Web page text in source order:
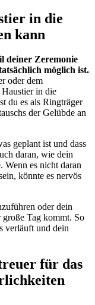
in die
kann
deiner Zeremonie
möglich ist.
oder dem
in die
du es als Ringträger
der Gelübde an
geplant ist und dass
daran, wie dein
Wenn es nicht daran
könnte es nervös
oder dein
Tag kommt. So
verläuft und dein
für das